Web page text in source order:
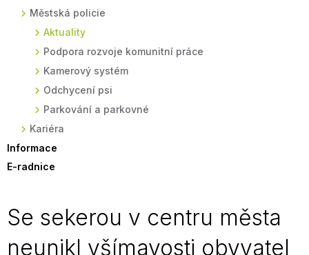
Městská policie
Aktuality
Podpora rozvoje komunitní práce
Kamerový systém
Odchycení psi
Parkování a parkovné
Kariéra
Informace
E-radnice
Se sekerou v centru města
neunikl všímavosti obyvatel